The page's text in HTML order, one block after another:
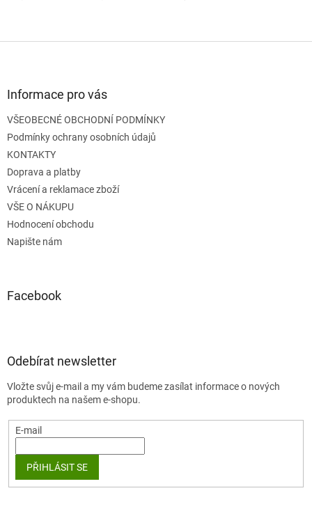
Informace pro vás
VŠEOBECNÉ OBCHODNÍ PODMÍNKY
Podmínky ochrany osobních údajů
KONTAKTY
Doprava a platby
Vrácení a reklamace zboží
VŠE O NÁKUPU
Hodnocení obchodu
Napište nám
Facebook
Odebírat newsletter
Vložte svůj e-mail a my vám budeme zasílat informace o nových
produktech na našem e-shopu.
E-mail
PŘIHLÁSIT SE